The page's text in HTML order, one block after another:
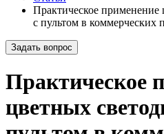
Практическое
с пультом в коммерческих
Задать вопрос
Практическое
цветных